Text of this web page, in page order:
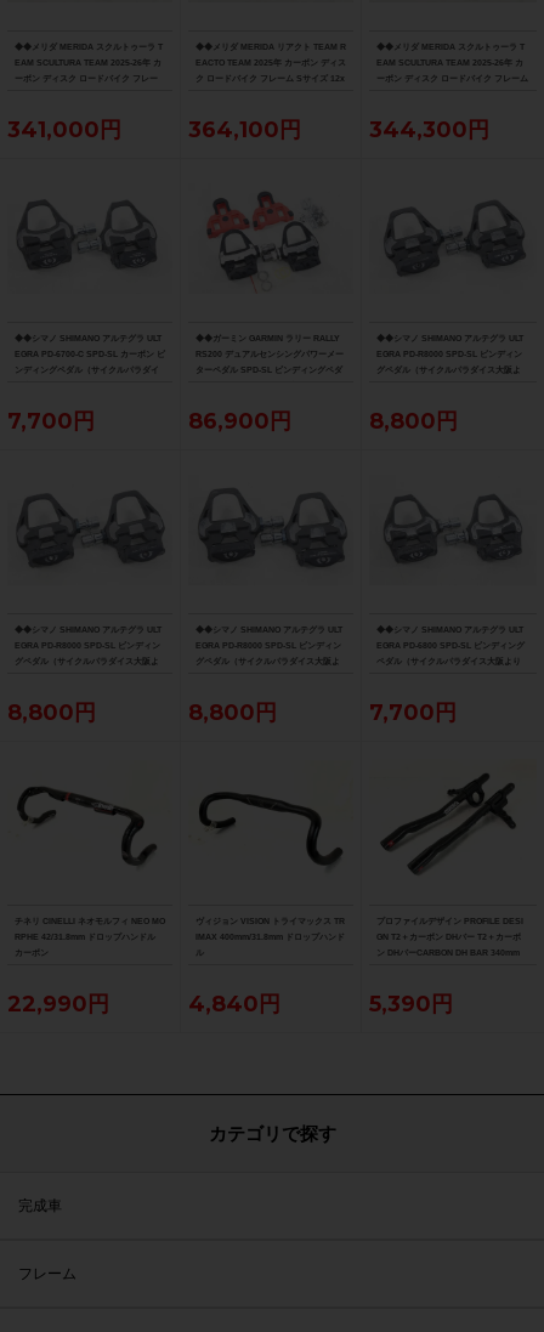
◆◆メリダ MERIDA スクルトゥーラ T
EAM SCULTURA TEAM 2025-26年 カ
ーボン ディスク ロードバイク フレー
341,000円
◆◆メリダ MERIDA リアクト TEAM R
EACTO TEAM 2025年 カーボン ディス
ク ロードバイク フレーム Sサイズ 12x
364,100円
◆◆メリダ MERIDA スクルトゥーラ T
EAM SCULTURA TEAM 2025-26年 カ
ーボン ディスク ロードバイク フレーム
344,300円
◆◆シマノ SHIMANO アルテグラ ULT
EGRA PD-6700-C SPD-SL カーボン ビ
ンディングペダル（サイクルパラダイ
7,700円
◆◆ガーミン GARMIN ラリー RALLY
RS200 デュアルセンシングパワーメー
ターペダル SPD-SL ビンディングペダ
86,900円
◆◆シマノ SHIMANO アルテグラ ULT
EGRA PD-R8000 SPD-SL ビンディン
グペダル（サイクルパラダイス大阪よ
8,800円
◆◆シマノ SHIMANO アルテグラ ULT
EGRA PD-R8000 SPD-SL ビンディン
グペダル（サイクルパラダイス大阪よ
8,800円
◆◆シマノ SHIMANO アルテグラ ULT
EGRA PD-R8000 SPD-SL ビンディン
グペダル（サイクルパラダイス大阪よ
8,800円
◆◆シマノ SHIMANO アルテグラ ULT
EGRA PD-6800 SPD-SL ビンディング
ペダル（サイクルパラダイス大阪より
7,700円
チネリ CINELLI ネオモルフィ NEO MO
RPHE 42/31.8mm ドロップハンドル
カーボン
22,990円
ヴィジョン VISION トライマックス TR
IMAX 400mm/31.8mm ドロップハンド
ル
4,840円
プロファイルデザイン PROFILE DESI
GN T2＋カーボン DHバー T2＋カーボ
ン DHバーCARBON DH BAR 340mm
5,390円
カテゴリで探す
完成車
フレーム